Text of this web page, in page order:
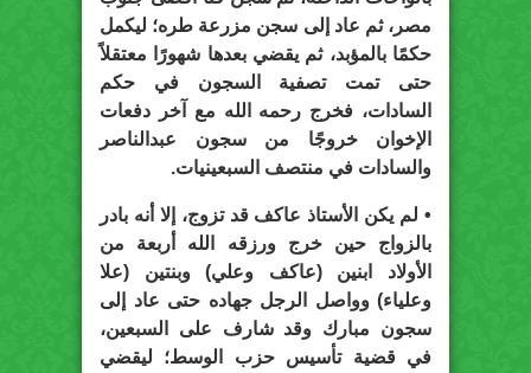
مصر، ثم عاد إلى سجن مزرعة طره؛ ليكمل
حكمًا بالمؤبد، ثم يقضي بعدها شهورًا معتقلاً
حتى تمت تصفية السجون في حكم
السادات، فخرج رحمه الله مع آخر دفعات
الإخوان خروجًا من سجون عبدالناصر
والسادات في منتصف السبعينيات.
• لم يكن الأستاذ عاكف قد تزوج، إلا أنه بادر
بالزواج حين خرج ورزقه الله أربعة من
الأولاد ابنين (عاكف وعلي) وبنتين (علا
وعلياء) وواصل الرجل جهاده حتى عاد إلى
سجون مبارك وقد شارف على السبعين،
في قضية تأسيس حزب الوسط؛ ليقضي